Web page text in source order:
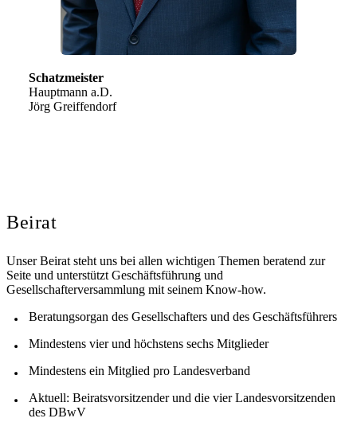
Schatzmeister
Hauptmann a.D.
Jörg Greiffendorf
Beirat
Unser Beirat steht uns bei allen wichtigen Themen beratend zur
Seite und unterstützt Geschäftsführung und
Gesellschafterversammlung mit seinem Know‑how.
Beratungsorgan des Gesellschafters und des Geschäftsführers
Mindestens vier und höchstens sechs Mitglieder
Mindestens ein Mitglied pro Landesverband
Aktuell: Beiratsvorsitzender und die vier Landesvorsitzenden
des DBwV